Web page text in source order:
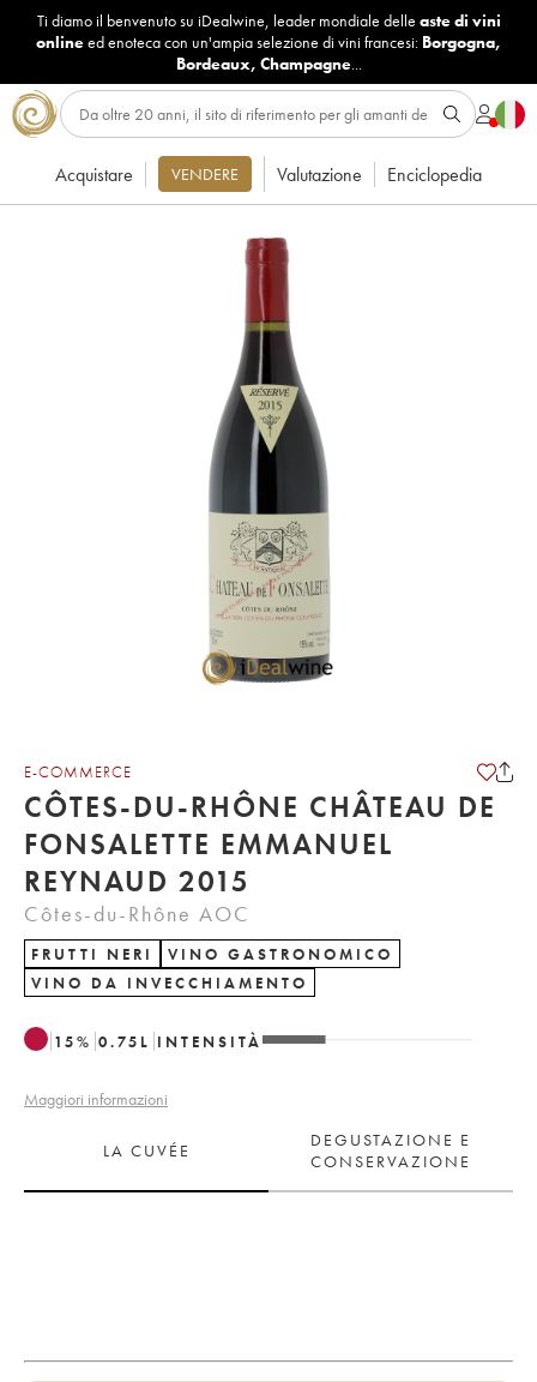
Ti diamo il benvenuto su iDealwine, leader mondiale delle aste di vini
onlineed enoteca con un'ampia selezione di vini francesi: Borgogna,
Bordeaux, Champagne...
Acquistare VENDERE Valutazione Enciclopedia
E-COMMERCE
CÔTES-DU-RHÔNE CHÂTEAU DE
FONSALETTE EMMANUEL
REYNAUD 2015
Côtes-du-Rhône AOC
FRUTTI NERI
VINO GASTRONOMICO
VINO DA INVECCHIAMENTO
15% 0.75 L INTENSITÀ
Maggiori informazioni
LA CUVÉE
DEGUSTAZIONE E
CONSERVAZIONE